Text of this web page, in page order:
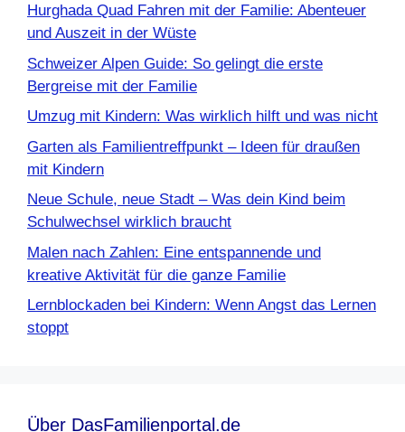
Hurghada Quad Fahren mit der Familie: Abenteuer
und Auszeit in der Wüste
Schweizer Alpen Guide: So gelingt die erste
Bergreise mit der Familie
Umzug mit Kindern: Was wirklich hilft und was nicht
Garten als Familientreffpunkt – Ideen für draußen
mit Kindern
Neue Schule, neue Stadt – Was dein Kind beim
Schulwechsel wirklich braucht
Malen nach Zahlen: Eine entspannende und
kreative Aktivität für die ganze Familie
Lernblockaden bei Kindern: Wenn Angst das Lernen
stoppt
Über DasFamilienportal.de